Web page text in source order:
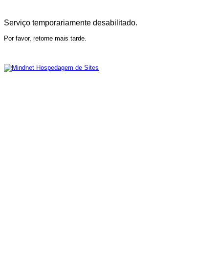
Serviço temporariamente desabilitado.
Por favor, retorne mais tarde.